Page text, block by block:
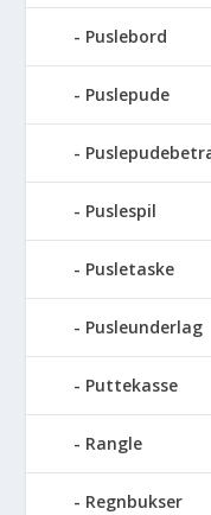
Puslebord
Puslepude
Puslespil
Pusletaske
Pusleunderlag
Puttekasse
Rangle
Regnbukser